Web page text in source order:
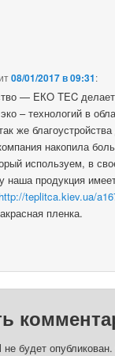
08/01/2017 в 09:31:
— EКO TEC делает
– технологий в
же
накопила
используем, в
наша продукция
http://teplitca.kiev.ua/
пленка.
будет опубликован.